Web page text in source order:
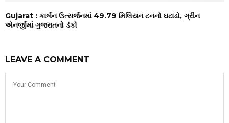
Gujarat : કાર્બન ઉત્સર્જનમાં 49.79 મિલિયન ટનનો ઘટાડો, ગ્રીન
એનર્જીમાં ગુજરાતનો ડંકો
LEAVE A COMMENT